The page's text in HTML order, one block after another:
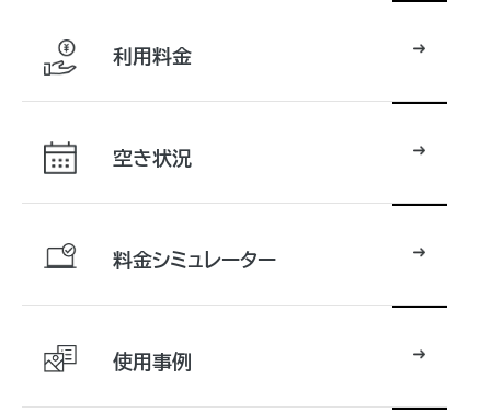
利用料金
空き状況
料金シミュレーター
使用事例